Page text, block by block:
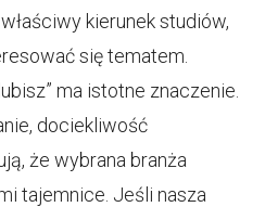
kierunek studiów,
się tematem.
ma istotne znaczenie.
dociekliwość
że wybrana branża
tajemnice. Jeśli nasza